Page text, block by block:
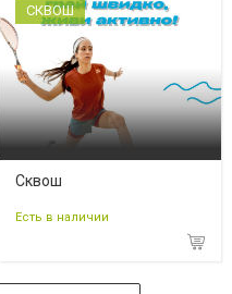
СКВОШ
Сквош
Есть в наличии